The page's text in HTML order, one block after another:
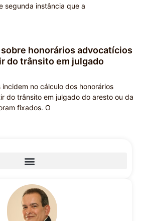
segunda instância que a
honorários advocatícios
do trânsito em julgado
incidem no cálculo dos honorários
do trânsito em julgado do aresto ou da
fixados. O